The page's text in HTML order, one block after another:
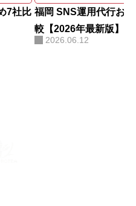
しながら、そこにAIを掛
て成果を伸ばす実装力に
コンサルティング・AI研
7社比 福岡 SNS運用代行お
較【2026年最新版】
2026.06.12